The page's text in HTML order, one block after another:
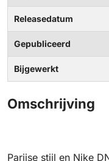
Releasedatum
Gepubliceerd
Bijgewerkt
Omschrijving
Parijse stijl en Nike